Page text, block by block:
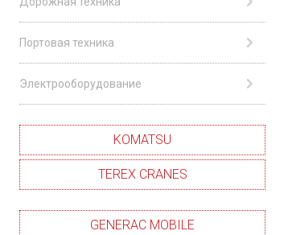
Портовая техника
Электрооборудование
KOMATSU
TEREX CRANES
GENERAC MOBILE